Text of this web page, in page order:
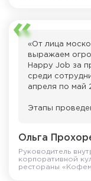
«От лица
выражаем
Happy Job за
среди
апреля по май
Этапы
процесс
максимальной
команды
Ольга
Руководитель
корпоративной
рестораны